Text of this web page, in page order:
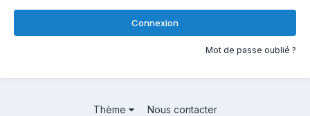
Connexion
Mot de passe oublié ?
Thème Nous contacter